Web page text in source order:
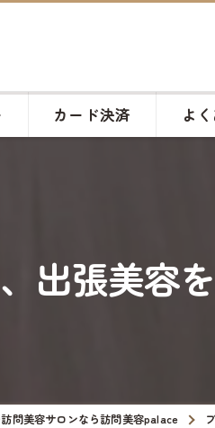
カード決済 よ
出張美容
問美容サロンなら訪問美容palace